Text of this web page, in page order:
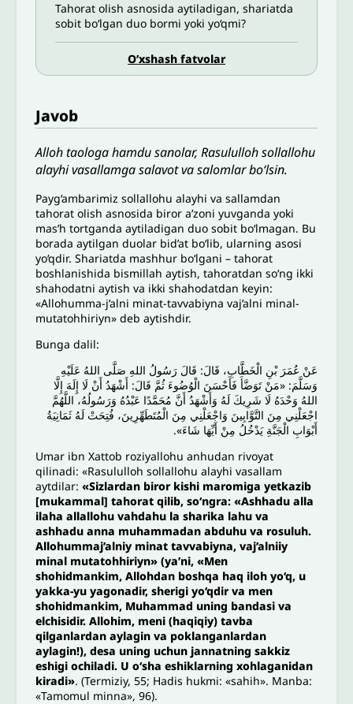
Tahorat olish asnosida aytiladigan, shariatda
sobit bo‘lgan duo bormi yoki yo‘qmi?
O’xshash fatvolar
Javob
Alloh taologa hamdu sanolar, Rasululloh sollallohu
alayhi vasallamga salavot va salomlar bo‘lsin.
Payg‘ambarimiz sollallohu alayhi va sallamdan
tahorat olish asnosida biror a’zoni yuvganda yoki
mas’h tortganda aytiladigan duo sobit bo‘lmagan. Bu
borada aytilgan duolar bid’at bo‘lib, ularning asosi
yo‘qdir. Shariatda mashhur bo‘lgani – tahorat
boshlanishida bismillah aytish, tahoratdan so‘ng ikki
shahodatni aytish va ikki shahodatdan keyin:
«Allohumma-j’alni minat-tavvabiyna vaj’alni minal-
mutatohhiriyn» deb aytishdir.
Bunga dalil:
عَنْ ‌عُمَرَ بْنِ الْخَطَّابِ، قَالَ: قَالَ رَسُولُ اللهِ صَلَّى اللهُ عَلَيْهِ
وَسَلَّمَ: «مَنْ تَوَضَّأَ فَأَحْسَنَ الْوُضُوءَ ثُمَّ قَالَ: أَشْهَدُ أَنْ لَا إِلَهَ إِلَّا
اللهُ وَحْدَهُ لَا شَرِيكَ لَهُ وَأَشْهَدُ أَنَّ مُحَمَّدًا عَبْدُهُ وَرَسُولُهُ، اللَّهُمَّ
اجْعَلْنِي مِنَ التَّوَّابِينَ وَاجْعَلْنِي مِنَ الْمُتَطَهِّرِينَ، فُتِحَتْ لَهُ ثَمَانِيَةُ
أَبْوَابِ الْجَنَّةِ يَدْخُلُ مِنْ أَيِّهَا شَاءَ».
Umar ibn Xattob roziyallohu anhudan rivoyat
qilinadi: «Rasululloh sollallohu alayhi vasallam
aytdilar:«Sizlardan biror kishi maromiga yetkazib
[mukammal] tahorat qilib, so‘ngra: «Ashhadu alla
ilaha allallohu vahdahu la sharika lahu va
ashhadu anna muhammadan abduhu va rosuluh.
Allohummaj’alniy minat tavvabiyna, vaj’alniiy
minal mutatohhiriyn» (ya’ni, «Men
shohidmankim, Allohdan boshqa haq iloh yo‘q, u
yakka-yu yagonadir, sherigi yo‘qdir va men
shohidmankim, Muhammad uning bandasi va
elchisidir. Allohim, meni (haqiqiy) tavba
qilganlardan aylagin va poklanganlardan
aylagin!), desa uning uchun jannatning sakkiz
eshigi ochiladi. U o‘sha eshiklarning xohlaganidan
kiradi». (Termiziy, 55; Hadis hukmi: «sahih». Manba:
«Tamomul minna», 96).